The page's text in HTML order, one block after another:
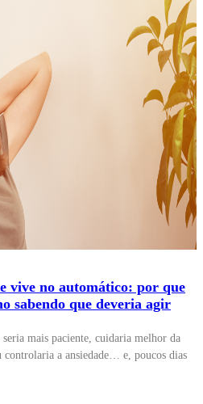
vive no automático: por que
sabendo que deveria agir
mais paciente, cuidaria melhor da
controlaria a ansiedade… e, poucos dias